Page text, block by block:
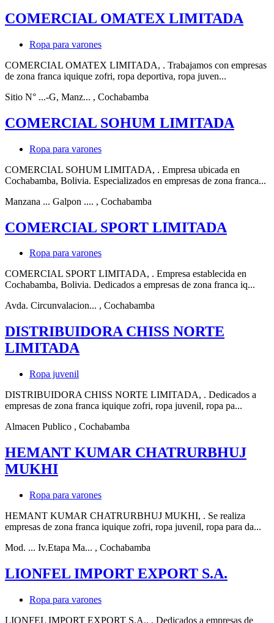
COMERCIAL OMATEX LIMITADA
Ropa para varones
COMERCIAL OMATEX LIMITADA, . Trabajamos con empresas
de zona franca iquique zofri, ropa deportiva, ropa juven...
Sitio N° ...-G, Manz... , Cochabamba
COMERCIAL SOHUM LIMITADA
Ropa para varones
COMERCIAL SOHUM LIMITADA, . Empresa ubicada en
Cochabamba, Bolivia. Especializados en empresas de zona franca...
Manzana ... Galpon .... , Cochabamba
COMERCIAL SPORT LIMITADA
Ropa para varones
COMERCIAL SPORT LIMITADA, . Empresa establecida en
Cochabamba, Bolivia. Dedicados a empresas de zona franca iq...
Avda. Circunvalacion... , Cochabamba
DISTRIBUIDORA CHISS NORTE
LIMITADA
Ropa juvenil
DISTRIBUIDORA CHISS NORTE LIMITADA, . Dedicados a
empresas de zona franca iquique zofri, ropa juvenil, ropa pa...
Almacen Publico , Cochabamba
HEMANT KUMAR CHATRURBHUJ
MUKHI
Ropa para varones
HEMANT KUMAR CHATRURBHUJ MUKHI, . Se realiza
empresas de zona franca iquique zofri, ropa juvenil, ropa para da...
Mod. ... Iv.Etapa Ma... , Cochabamba
LIONFEL IMPORT EXPORT S.A.
Ropa para varones
LIONFEL IMPORT EXPORT S.A., . Dedicados a empresas de